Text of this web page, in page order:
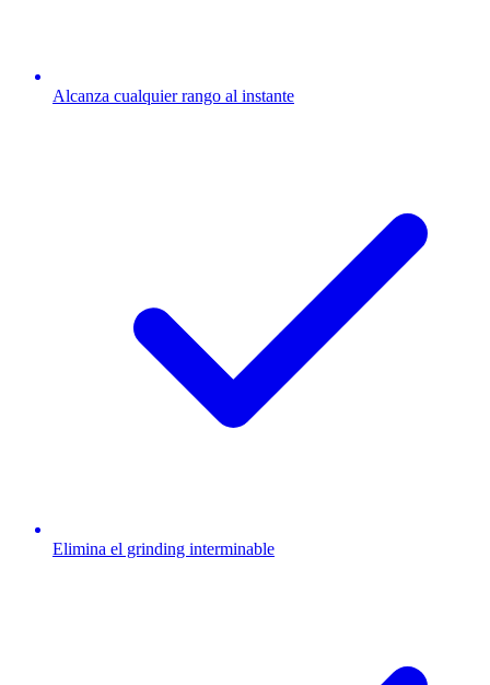
Alcanza cualquier rango al instante
Elimina el grinding interminable